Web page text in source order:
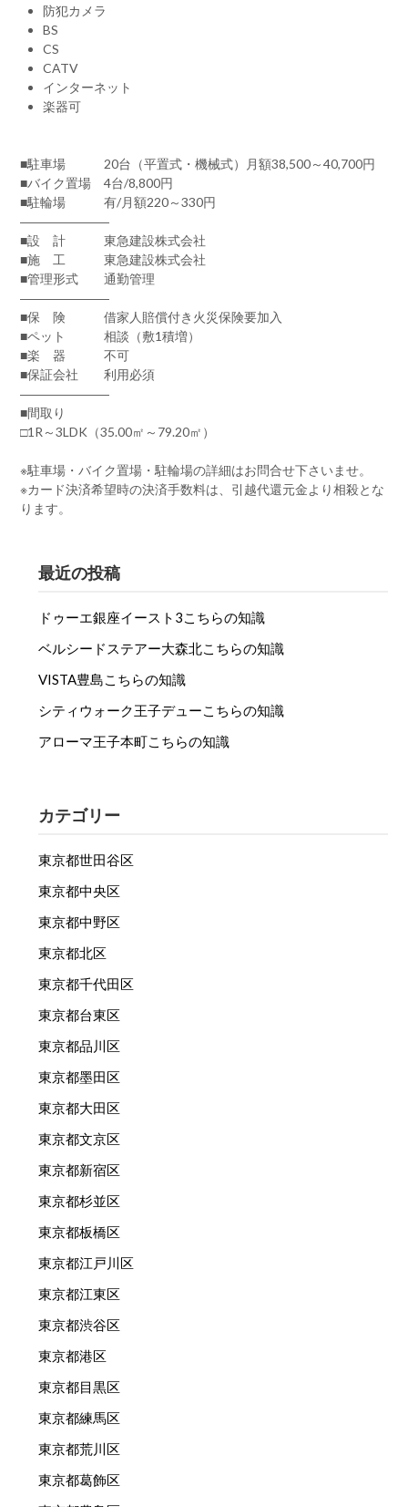
防犯カメラ
BS
CS
CATV
インターネット
楽器可
■駐車場 20台（平置式・機械式）月額38,500～40,700円
■バイク置場 4台/8,800円
■駐輪場 有/月額220～330円
―――――――
■設 計 東急建設株式会社
■施 工 東急建設株式会社
■管理形式 通勤管理
―――――――
■保 険 借家人賠償付き火災保険要加入
■ペット 相談（敷1積増）
■楽 器 不可
■保証会社 利用必須
―――――――
■間取り
□1R～3LDK（35.00㎡～79.20㎡）
※駐車場・バイク置場・駐輪場の詳細はお問合せ下さいませ。
※カード決済希望時の決済手数料は、引越代還元金より相殺とな
ります。
最近の投稿
ドゥーエ銀座イースト3こちらの知識
ベルシードステアー大森北こちらの知識
VISTA豊島こちらの知識
シティウォーク王子デューこちらの知識
アローマ王子本町こちらの知識
カテゴリー
東京都世田谷区
東京都中央区
東京都中野区
東京都北区
東京都千代田区
東京都台東区
東京都品川区
東京都墨田区
東京都大田区
東京都文京区
東京都新宿区
東京都杉並区
東京都板橋区
東京都江戸川区
東京都江東区
東京都渋谷区
東京都港区
東京都目黒区
東京都練馬区
東京都荒川区
東京都葛飾区